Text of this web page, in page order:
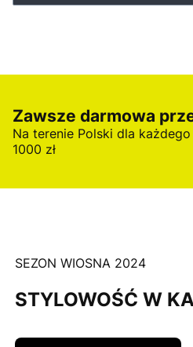
Zawsze darmowa
Na terenie Polski dla
1000 zł
SEZON WIOSNA 2024
STYLOWOŚĆ W